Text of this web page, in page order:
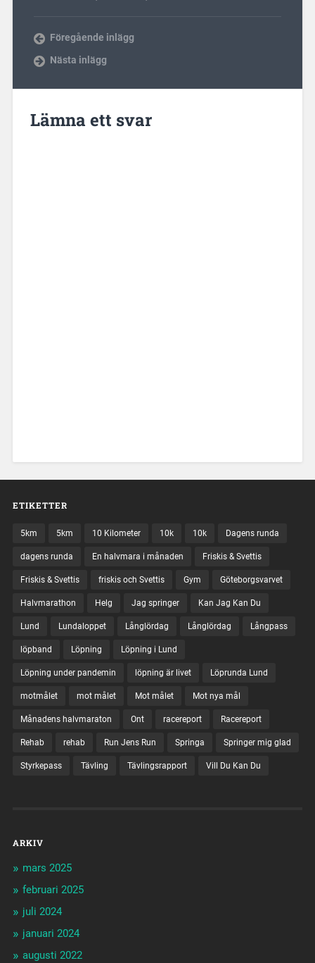
Föregående inlägg
Nästa inlägg
Lämna ett svar
ETIKETTER
5km 5km 10 Kilometer 10k 10k Dagens runda
dagens runda En halvmara i månaden Friskis & Svettis
Friskis & Svettis friskis och Svettis Gym Göteborgsvarvet
Halvmarathon Helg Jag springer Kan Jag Kan Du
Lund Lundaloppet Långlördag Långlördag Långpass
löpband Löpning Löpning i Lund
Löpning under pandemin löpning är livet Löprunda Lund
motmålet mot målet Mot målet Mot nya mål
Månadens halvmaraton Ont racereport Racereport
Rehab rehab Run Jens Run Springa Springer mig glad
Styrkepass Tävling Tävlingsrapport Vill Du Kan Du
ARKIV
mars 2025
februari 2025
juli 2024
januari 2024
augusti 2022